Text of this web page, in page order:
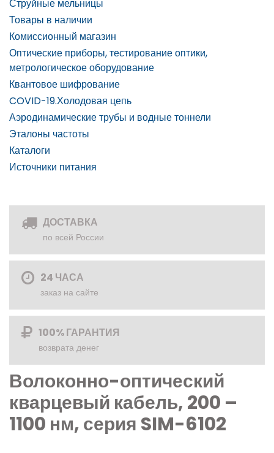
Струйные мельницы
Товары в наличии
Комиссионный магазин
Оптические приборы, тестирование оптики,
метрологическое оборудование
Квантовое шифрование
COVID-19.Холодовая цепь
Аэродинамические трубы и водные тоннели
Эталоны частоты
Каталоги
Источники питания
ДОСТАВКА
по всей России
24 ЧАСА
заказ на сайте
100% ГАРАНТИЯ
возврата денег
Волоконно-оптический
кварцевый кабель, 200 –
1100 нм, серия SIM-6102